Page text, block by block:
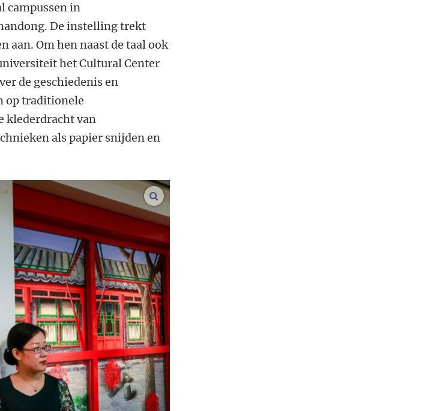
campussen in
De instelling trekt
aan. Om hen naast de taal ook
het Cultural Center
de geschiedenis en
op traditionele
klederdracht van
als papier snijden en
vergroot afbeeldingen